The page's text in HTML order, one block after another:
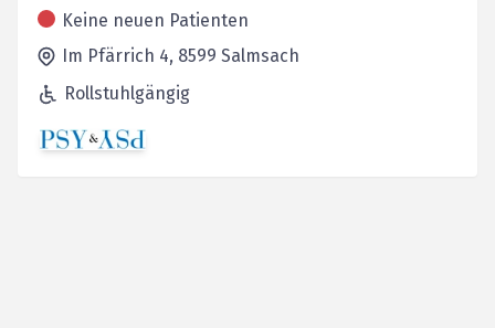
Keine neuen Patienten
Im Pfärrich 4, 8599 Salmsach
Rollstuhlgängig